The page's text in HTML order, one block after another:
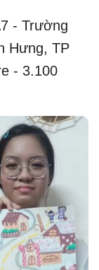
- Trường
Hưng, TP
- 3.100